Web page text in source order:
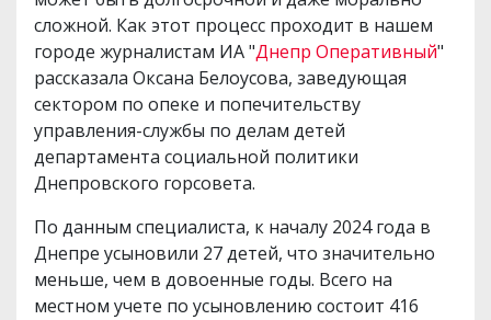
сложной. Как этот процесс проходит в нашем
городе журналистам ИА "Днепр Оперативный"
рассказала Оксана Белоусова, заведующая
сектором по опеке и попечительству
управления-службы по делам детей
департамента социальной политики
Днепровского горсовета.
По данным специалиста, к началу 2024 года в
Днепре усыновили 27 детей, что значительно
меньше, чем в довоенные годы. Всего на
местном учете по усыновлению состоит 416